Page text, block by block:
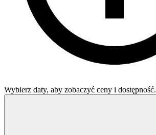
Wybierz daty, aby zobaczyć ceny i dostępność.